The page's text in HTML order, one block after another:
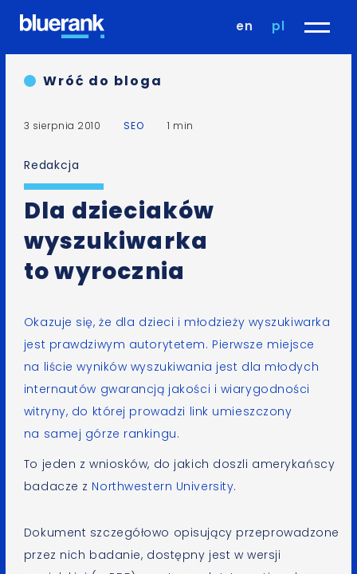
en pl
Wróć do bloga
3 sierpnia 2010 SEO 1 min
Redakcja
Dla dzieciaków
wyszukiwarka
to wyrocznia
Okazuje się, że dla dzieci i młodzieży wyszukiwarka
jest prawdziwym autorytetem. Pierwsze miejsce
na liście wyników wyszukiwania jest dla młodych
internautów gwarancją jakości i wiarygodności
witryny, do której prowadzi link umieszczony
na samej górze rankingu.
To jeden z wniosków, do jakich doszli amerykańscy
badacze z Northwestern University.
Dokument szczegółowo opisujący przeprowadzone
przez nich badanie, dostępny jest w wersji